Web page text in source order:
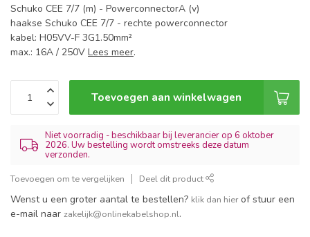
Schuko CEE 7/7 (m) - PowerconnectorA (v)
haakse Schuko CEE 7/7 - rechte powerconnector
kabel: H05VV-F 3G1.50mm²
max.: 16A / 250V Lees meer.
Toevoegen aan winkelwagen
Niet voorradig - beschikbaar bij leverancier op 6 oktober
2026. Uw bestelling wordt omstreeks deze datum
verzonden.
Toevoegen om te vergelijken Deel dit product
Wenst u een groter aantal te bestellen? klik dan hierof stuur een
e-mail naar zakelijk@onlinekabelshop.nl.